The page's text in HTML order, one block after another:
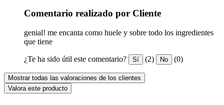
Comentario realizado por Cliente
genial! me encanta como huele y sobre todo los ingredientes
que tiene
¿Te ha sido útil este comentario? Sí (2) No (0)
Mostrar todas las valoraciones de los clientes
Valora este producto